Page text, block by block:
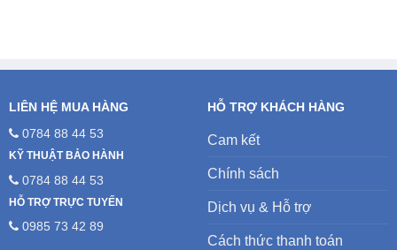
LIÊN HỆ MUA HÀNG
0784 88 44 53
KỸ THUẬT BẢO HÀNH
0784 88 44 53
HỖ TRỢ TRỰC TUYẾN
0985 73 42 89
HỖ TRỢ KHÁCH HÀNG
Cam kết
Chính sách
Dịch vụ & Hỗ trợ
Cách thức thanh toán